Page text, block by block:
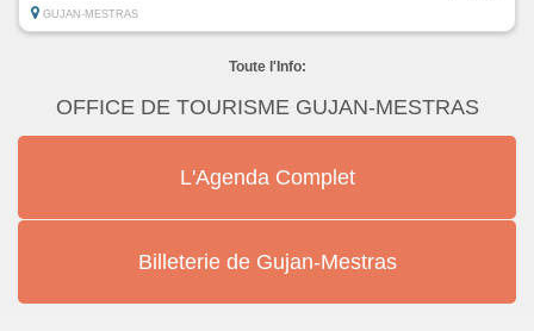
GUJAN-MESTRAS
Toute l'Info:
OFFICE DE TOURISME GUJAN-MESTRAS
L'Agenda Complet
Billeterie de Gujan-Mestras